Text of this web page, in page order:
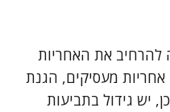
להרחיב את האחריות
אחריות מעסיקים, הגנת
יש גידול בתביעות